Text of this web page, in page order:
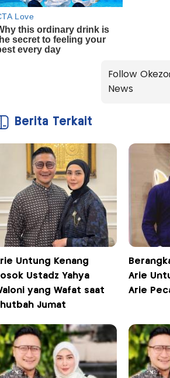
Follow
News
Berita Terkait
Untung Kenang
Ustadz Yahya
yang Wafat saat
Jumat
Arie
Arie